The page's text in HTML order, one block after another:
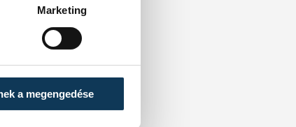
Marketing
a megengedése
együttes.